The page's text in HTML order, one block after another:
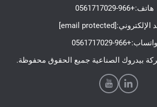
هاتف:+966-0561717029
الإلكتروني:[email protected]
واتساب:+966-0561717029
بيدروك الصناعية جميع الحقوق محفوظة.